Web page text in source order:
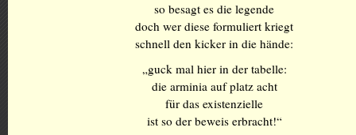
so besagt es die legende
doch wer diese formuliert kriegt
schnell den kicker in die hände:
„guck mal hier in der tabelle:
die arminia auf platz acht
für das existenzielle
ist so der beweis erbracht!“